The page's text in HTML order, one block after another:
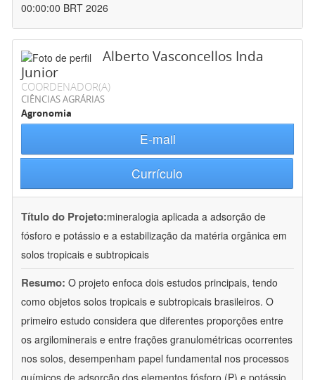
00:00:00 BRT 2026
Alberto Vasconcellos Inda
Junior
COORDENADOR(A)
CIÊNCIAS AGRÁRIAS
Agronomia
E-mail
Currículo
Título do Projeto:mineralogia aplicada a adsorção de
fósforo e potássio e a estabilização da matéria orgânica em
solos tropicais e subtropicais
Resumo: O projeto enfoca dois estudos principais, tendo
como objetos solos tropicais e subtropicais brasileiros. O
primeiro estudo considera que diferentes proporções entre
os argilominerais e entre frações granulométricas ocorrentes
nos solos, desempenham papel fundamental nos processos